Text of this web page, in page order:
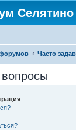
Селятино
Часто